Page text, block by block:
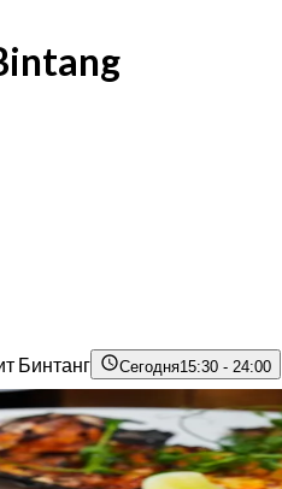
Бинтанг Сегодня15:30 - 24:00